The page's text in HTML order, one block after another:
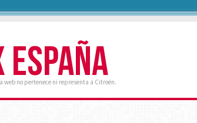
web no pertenece ni representa a Citroën.